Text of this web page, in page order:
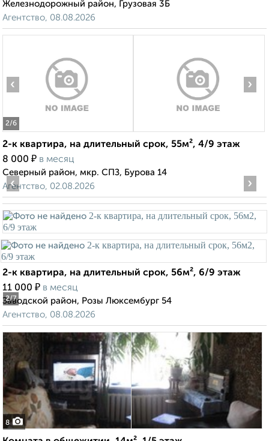
Железнодорожный район, Грузовая 3Б
Агентство, 08.08.2026
2/6
‹ ›
2-к квартира, на длительный срок, 55м², 4/9 этаж
8 000 ₽ в месяц
Северный район, мкр. СПЗ, Бурова 14
Агентство, 02.08.2026
2/7
‹ ›
2-к квартира, на длительный срок, 56м², 6/9 этаж
11 000 ₽ в месяц
Заводской район, Розы Люксембург 54
Агентство, 08.08.2026
8